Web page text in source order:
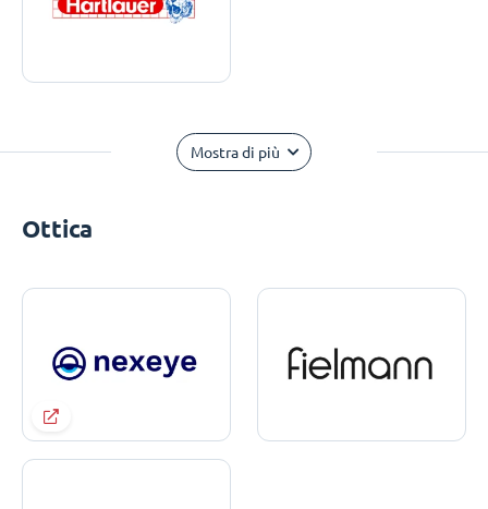
Mostra di più
Ottica